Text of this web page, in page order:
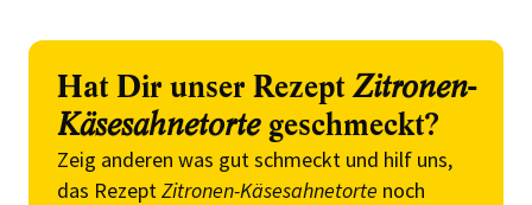
Hat Dir unser RezeptZitronen-
Käsesahnetortegeschmeckt?
Zeig anderen was gut schmeckt und hilf uns,
das RezeptZitronen-Käsesahnetorte noch